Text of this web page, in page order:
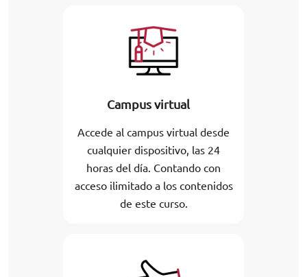
Campus virtual
Accede al campus virtual desde
cualquier dispositivo, las 24
horas del día. Contando con
acceso ilimitado a los contenidos
de este curso.